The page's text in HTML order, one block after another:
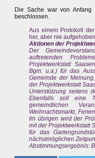
Die Sache war von
beschlossen.
Aus einem Protokoll
her, aber nie
Aktionen der
Der
auftretenden
Projektwerkstatt
Bgm. u.a.) für das
Gemeinde der
der Projektwerkstatt
Unterstützung seitens
Ebenfalls soll eine
gemeindlichen
Weihnachtsmarkt,
Im übrigen wird der
mit der Projektwerkstatt
für das
nächstmöglichen
Abstimmungsergebnis: